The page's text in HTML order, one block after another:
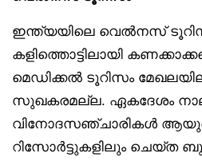
ഇന്ത്യയിലെ വെൽനസ്
കളിത്തൊട്ടിലായി
മെഡിക്കൽ ടൂറിസം
സുഖകരമല്ല. ഏകദേശം
വിനോദസഞ്ചാരികൾ
റിസോർട്ടുകളിലും ചെയ്ത